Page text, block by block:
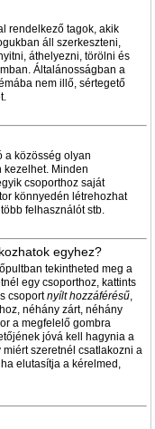
rendelkező tagok, akik
áll szerkeszteni,
áthelyezni, törölni és
Általánosságban a
nem illő, sértegető
a közösség olyan
kezelhet. Minden
csoporthoz saját
könnyedén létrehozhat
felhasználót stb.
egyhez?
tekintheted meg a
egy csoporthoz, kattints
csoportnyílt hozzáférésű,
néhány zárt, néhány
a megfelelő gombra
jóvá kell hagynia a
szeretnél csatlakozni a
elutasítja a kérelmed,